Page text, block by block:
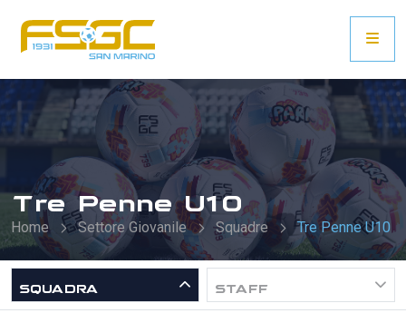
Tre Penne U10
Home Settore Giovanile Squadre Tre Penne U10
SQUADRA STAFF